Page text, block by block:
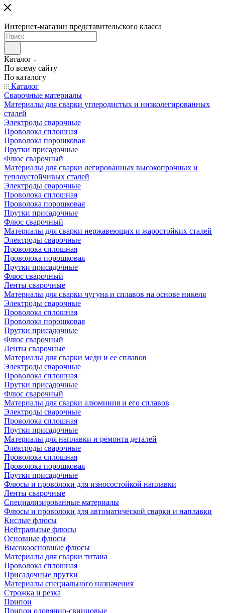
Интернет-магазин представительского класса
Каталог
По всему сайту
По каталогу
Каталог
Сварочные материалы
Материалы для сварки углеродистых и низколегированных
сталей
Электроды сварочные
Проволока сплошная
Проволока порошковая
Прутки присадочные
Флюс сварочный
Материалы для сварки легированных высокопрочных и
теплоустойчивых сталей
Электроды сварочные
Проволока сплошная
Проволока порошковая
Прутки присадочные
Флюс сварочный
Материалы для сварки нержавеющих и жаростойких сталей
Электроды сварочные
Проволока сплошная
Проволока порошковая
Прутки присадочные
Флюс сварочный
Ленты сварочные
Материалы для сварки чугуна и сплавов на основе никеля
Электроды сварочные
Проволока сплошная
Проволока порошковая
Прутки присадочные
Флюс сварочный
Ленты сварочные
Материалы для сварки меди и ее сплавов
Электроды сварочные
Проволока сплошная
Прутки присадочные
Флюс сварочный
Материалы для сварки алюминия и его сплавов
Электроды сварочные
Проволока сплошная
Прутки присадочные
Материалы для наплавки и ремонта деталей
Электроды сварочные
Проволока сплошная
Проволока порошковая
Прутки присадочные
Флюсы и проволоки для износостойкой наплавки
Ленты сварочные
Специализированные материалы
Флюсы и проволоки для автоматической сварки и наплавки
Кислые флюсы
Нейтральные флюсы
Основные флюсы
Высокоосновные флюсы
Материалы для сварки титана
Проволока сплошная
Присадочные прутки
Материалы специального назначения
Строжка и резка
Припои
Припои оловянно-свинцовые